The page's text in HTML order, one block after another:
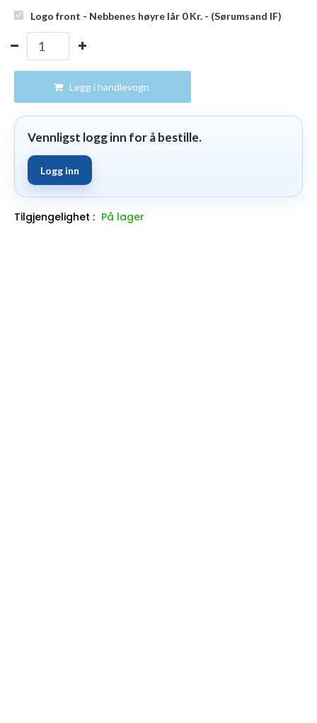
Logo front - Nebbenes høyre lår 0Kr. - (Sørumsand IF)
Legg i handlevogn
Vennligst logg inn for å bestille.
Logg inn
Tilgjengelighet : På lager